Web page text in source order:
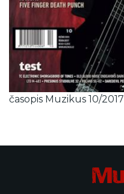
časopis Muzikus 10/2017